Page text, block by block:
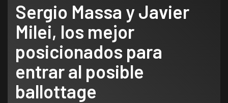
Sergio Massa y Javier
Milei, los mejor
posicionados para
entrar al posible
ballottage